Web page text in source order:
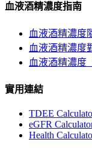
血液酒精濃度指南
血液酒精濃度
血液酒精濃度
血液酒精濃度
實用連結
TDEE
eGFR
Health